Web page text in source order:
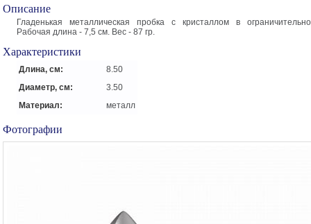
Описание
Гладенькая металлическая пробка с кристаллом в
Рабочая длина - 7,5 см. Вес - 87 гр.
Характеристики
Длина, см:
8.50
Диаметр, см:
3.50
Материал:
металл
Фотографии